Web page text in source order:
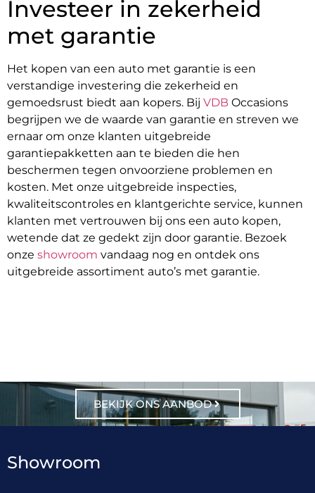
Investeer in zekerheid
met garantie
Het kopen van een auto met garantie is een
verstandige investering die zekerheid en
gemoedsrust biedt aan kopers. Bij VDB Occasions
begrijpen we de waarde van garantie en streven we
ernaar om onze klanten uitgebreide
garantiepakketten aan te bieden die hen
beschermen tegen onvoorziene problemen en
kosten. Met onze uitgebreide inspecties,
kwaliteitscontroles en klantgerichte service, kunnen
klanten met vertrouwen bij ons een auto kopen,
wetende dat ze gedekt zijn door garantie. Bezoek
onze showroom vandaag nog en ontdek ons
uitgebreide assortiment auto’s met garantie.
BEKIJK ONS AANBOD
Showroom